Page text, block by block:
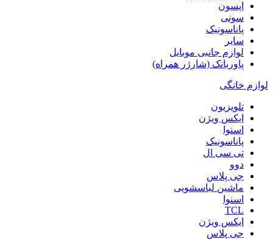
اپسون
سونی
پاناسونیک
سایر
لوازم جانبی موبایل
پاوربانک (شارژر همراه)
لوازم خانگی
تلویزیون
ایکس ویژن
اسنوا
پاناسونیک
تی سی ال
دوو
جی پلاس
ماشین لباسشویی
اسنوا
TCL
ایکس ویژن
جی پلاس